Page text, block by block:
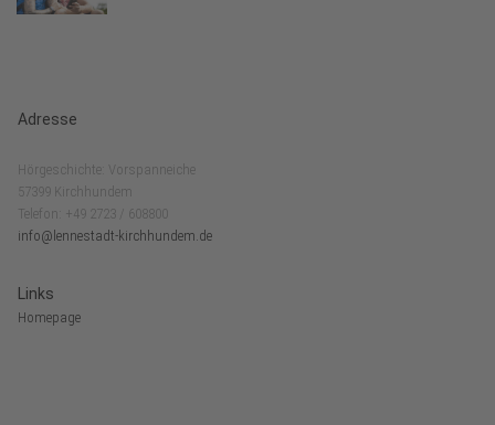
Adresse
Hörgeschichte: Vorspanneiche
57399 Kirchhundem
Telefon: +49 2723 / 608800
info@lennestadt-kirchhundem.de
Links
Homepage